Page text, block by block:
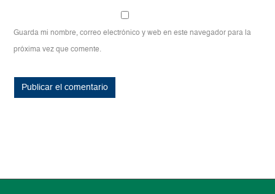
Guarda mi nombre, correo electrónico y web en este navegador para la
próxima vez que comente.